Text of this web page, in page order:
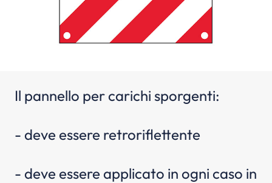
Il pannello per carichi sporgenti:
- deve essere retroriflettente
- deve essere applicato in ogni caso in